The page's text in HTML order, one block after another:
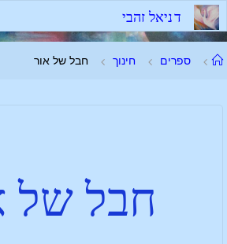
דניאל זהבי
ספרים חינוך חבל של אור
חבל של